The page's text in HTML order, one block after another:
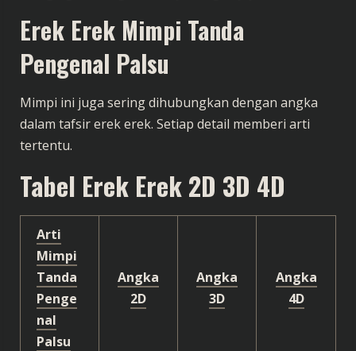
Erek Erek Mimpi Tanda
Pengenal Palsu
Mimpi ini juga sering dihubungkan dengan angka
dalam tafsir erek erek. Setiap detail memberi arti
tertentu.
Tabel Erek Erek 2D 3D 4D
Arti
Mimpi
Tanda
Penge
nal
Palsu
Angka
2D
Angka
3D
Angka
4D